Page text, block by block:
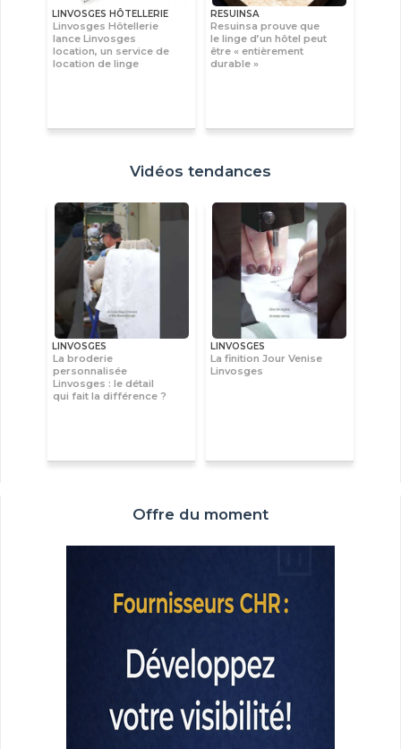
LINVOSGES HÔTELLERIE
Linvosges Hôtellerie
lance Linvosges
location, un service de
location de linge
RESUINSA
Resuinsa prouve que
le linge d’un hôtel peut
être « entièrement
durable »
Vidéos tendances
LINVOSGES
La broderie
personnalisée
Linvosges : le détail
qui fait la différence ?
LINVOSGES
La finition Jour Venise
Linvosges
Offre du moment